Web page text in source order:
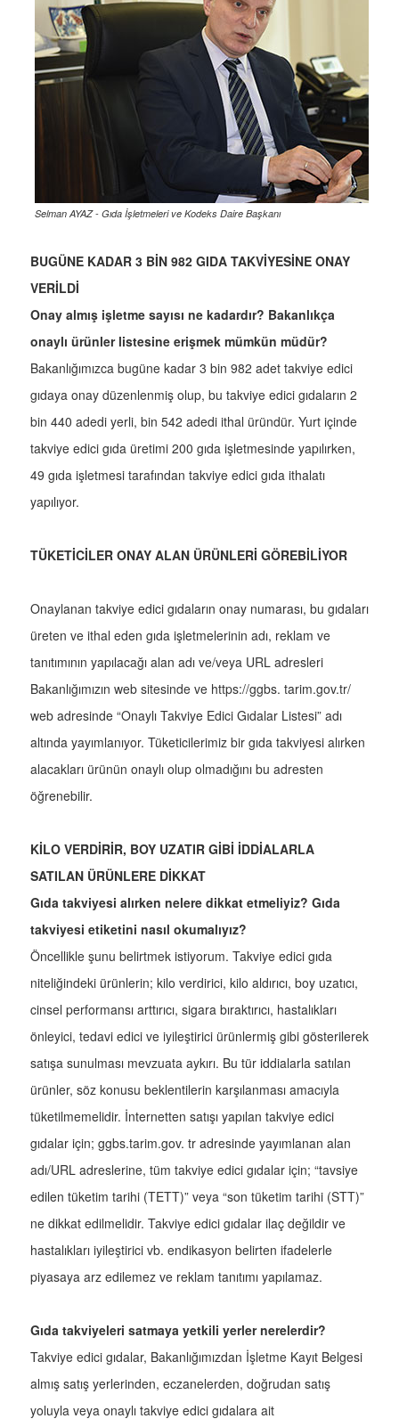
Selman AYAZ - Gıda İşletmeleri ve Kodeks Daire Başkanı
BUGÜNE KADAR 3 BİN 982 GIDA TAKVİYESİNE ONAY
VERİLDİ
Onay almış işletme sayısı ne kadardır? Bakanlıkça
onaylı ürünler listesine erişmek mümkün müdür?
Bakanlığımızca bugüne kadar 3 bin 982 adet takviye edici
gıdaya onay düzenlenmiş olup, bu takviye edici gıdaların 2
bin 440 adedi yerli, bin 542 adedi ithal üründür. Yurt içinde
takviye edici gıda üretimi 200 gıda işletmesinde yapılırken,
49 gıda işletmesi tarafından takviye edici gıda ithalatı
yapılıyor.
TÜKETİCİLER ONAY ALAN ÜRÜNLERİ GÖREBİLİYOR
Onaylanan takviye edici gıdaların onay numarası, bu gıdaları
üreten ve ithal eden gıda işletmelerinin adı, reklam ve
tanıtımının yapılacağı alan adı ve/veya URL adresleri
Bakanlığımızın web sitesinde ve https://ggbs. tarim.gov.tr/
web adresinde “Onaylı Takviye Edici Gıdalar Listesi” adı
altında yayımlanıyor. Tüketicilerimiz bir gıda takviyesi alırken
alacakları ürünün onaylı olup olmadığını bu adresten
öğrenebilir.
KİLO VERDİRİR, BOY UZATIR GİBİ İDDİALARLA
SATILAN ÜRÜNLERE DİKKAT
Gıda takviyesi alırken nelere dikkat etmeliyiz? Gıda
takviyesi etiketini nasıl okumalıyız?
Öncellikle şunu belirtmek istiyorum. Takviye edici gıda
niteliğindeki ürünlerin; kilo verdirici, kilo aldırıcı, boy uzatıcı,
cinsel performansı arttırıcı, sigara bıraktırıcı, hastalıkları
önleyici, tedavi edici ve iyileştirici ürünlermiş gibi gösterilerek
satışa sunulması mevzuata aykırı. Bu tür iddialarla satılan
ürünler, söz konusu beklentilerin karşılanması amacıyla
tüketilmemelidir. İnternetten satışı yapılan takviye edici
gıdalar için; ggbs.tarim.gov. tr adresinde yayımlanan alan
adı/URL adreslerine, tüm takviye edici gıdalar için; “tavsiye
edilen tüketim tarihi (TETT)” veya “son tüketim tarihi (STT)”
ne dikkat edilmelidir. Takviye edici gıdalar ilaç değildir ve
hastalıkları iyileştirici vb. endikasyon belirten ifadelerle
piyasaya arz edilemez ve reklam tanıtımı yapılamaz.
Gıda takviyeleri satmaya yetkili yerler nerelerdir?
Takviye edici gıdalar, Bakanlığımızdan İşletme Kayıt Belgesi
almış satış yerlerinden, eczanelerden, doğrudan satış
yoluyla veya onaylı takviye edici gıdalara ait